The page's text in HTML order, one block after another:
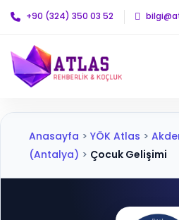
+90 (324) 350 03 52
Anasayfa > YÖK Atlas >
(Antalya) > Çocuk Gelişimi